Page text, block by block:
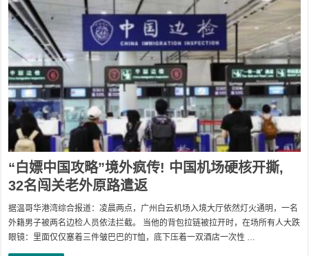
“白嫖中国攻略”境外疯传! 中国机场硬核开撕,
32名闯关老外原路遣返
据温哥华港湾综合报道：凌晨两点，广州白云机场入境大厅依然灯火通明，一名
外籍男子被两名边检人员依法拦截。 当他的背包拉链被拉开时，在场所有人大跌
眼镜：里面仅仅塞着三件皱巴巴的T恤，底下压着一双酒店一次性 …